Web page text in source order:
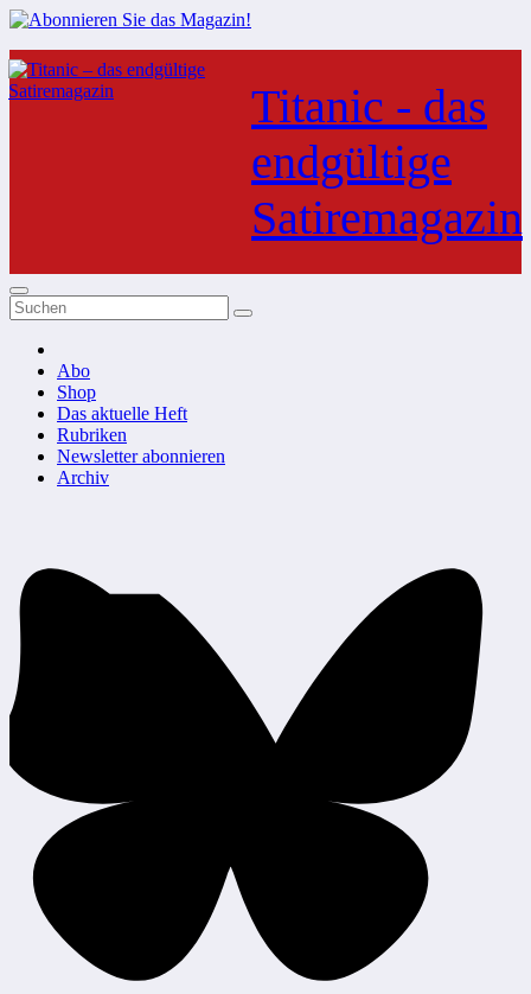
Zum
Inhalt
springen
Titanic - das
endgültige
Satiremagazin
Abo
Shop
Das aktuelle Heft
Rubriken
Newsletter abonnieren
Archiv